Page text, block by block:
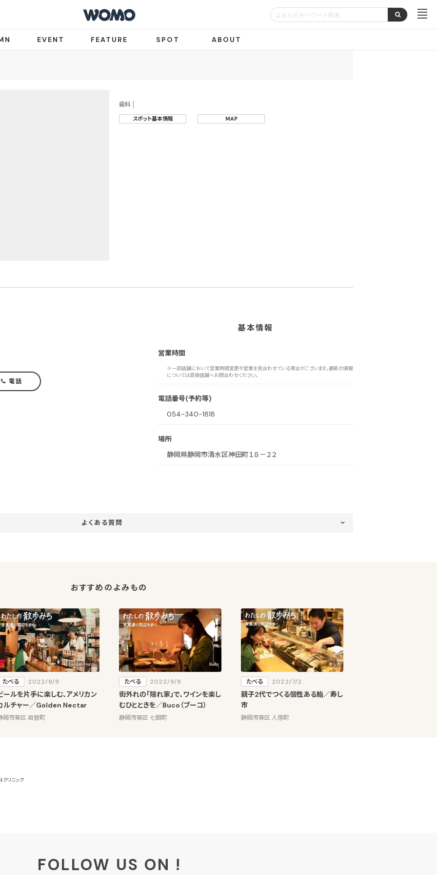
EVENT FEATURE SPOT ABOUT
歯科
スポット基本情報 MAP
電話
基本情報
営業時間
※一部店舗において営業時間変更や営業を見合わせている場合がございます。最新の情報
については直接店舗へお問合わせください。
電話番号(予約等)
054-340-1818
場所
静岡県静岡市清水区神田町１８－２２
よくある質問
おすすめのよみもの
たべる 2022/9/9
ールを片手に楽しむ、アメリカン
ルチャー／Golden Nectar
岡市葵区 両替町
たべる 2022/9/8
街外れの「隠れ家」で、ワインを楽し
むひとときを／Buco（ブーコ）
静岡市葵区 七間町
たべる 2022/7/2
親子2代でつくる個性ある鮨／寿し
市
静岡市葵区 人宿町
クリニック
FOLLOW US ON !